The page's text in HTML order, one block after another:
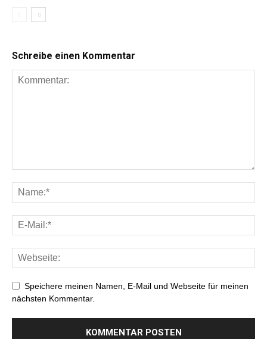
Schreibe einen Kommentar
Speichere meinen Namen, E-Mail und Webseite für meinen
nächsten Kommentar.